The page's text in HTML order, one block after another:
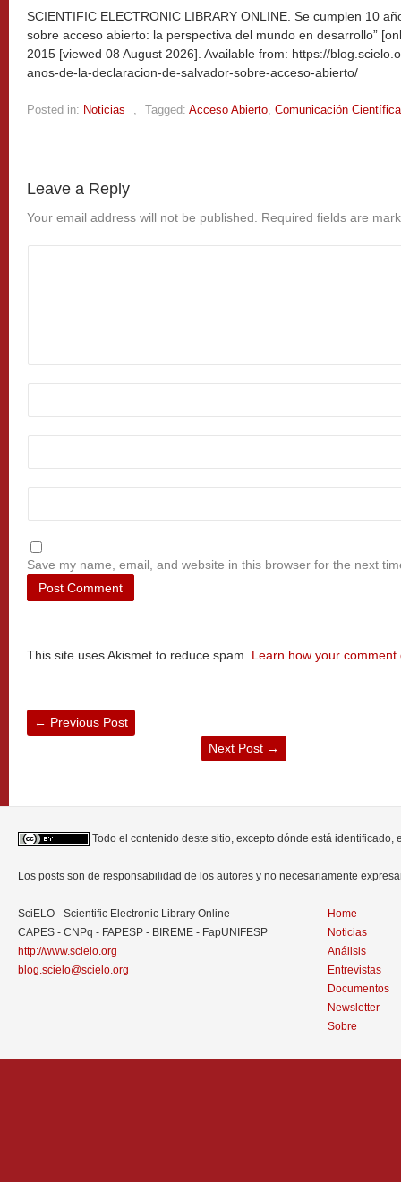
SCIENTIFIC ELECTRONIC LIBRARY ONLINE. Se cumplen 10
sobre acceso abierto: la perspectiva del mundo en desarrollo”
2015 [viewed 08 August 2026]. Available from: https://
anos-de-la-declaracion-de-salvador-sobre-acceso-abierto/
Posted in: Noticias Tagged: Acceso Abierto Comunicación Científica
Leave a Reply
Your email address will not be published. Required fields are
Save my name, email, and website in this browser for the next
This site uses Akismet to reduce spam. Learn how your
← Previous Post
Next Post →
Todo el contenido deste sitio, excepto dónde está identificado,
Los posts son de responsabilidad de los autores y no necesariamente
SciELO - Scientific Electronic Library Online
CAPES - CNPq - FAPESP - BIREME - FapUNIFESP
http://www.scielo.org
blog.scielo@scielo.org
Home
Noticias
Análisis
Entrevistas
Documentos
Newsletter
Sobre